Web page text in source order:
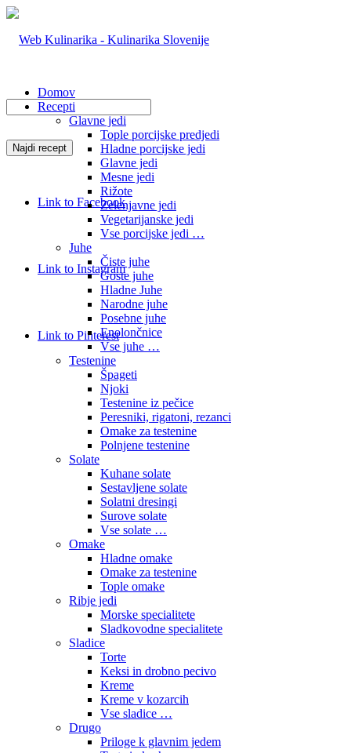
Link to Facebook
Link to Instagram
Link to Pinterest
Domov
Recepti
Glavne jedi
Tople porcijske predjedi
Hladne porcijske jedi
Glavne jedi
Mesne jedi
Rižote
Zelenjavne jedi
Vegetarijanske jedi
Vse porcijske jedi …
Juhe
Čiste juhe
Goste juhe
Hladne Juhe
Narodne juhe
Posebne juhe
Enolončnice
Vse juhe …
Testenine
Špageti
Njoki
Testenine iz pečice
Peresniki, rigatoni, rezanci
Omake za testenine
Polnjene testenine
Solate
Kuhane solate
Sestavljene solate
Solatni dresingi
Surove solate
Vse solate …
Omake
Hladne omake
Omake za testenine
Tople omake
Ribje jedi
Morske specialitete
Sladkovodne specialitete
Sladice
Torte
Keksi in drobno pecivo
Kreme
Kreme v kozarcih
Vse sladice …
Drugo
Priloge k glavnim jedem